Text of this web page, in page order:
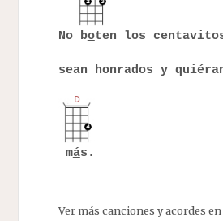
No boten los
sean honrados y
más.
Ver más canciones y acordes en